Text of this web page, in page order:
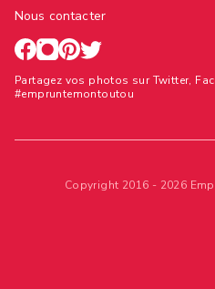
Nous contacter
Partagez vos photos sur Twitter,
#empruntemontoutou
Copyright 2016 - 2026